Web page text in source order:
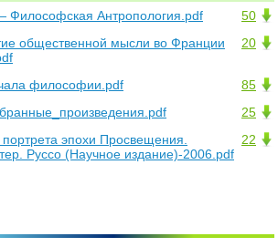
50
Философская Антропология.pdf
20
общественной мысли во Франции
85
философии.pdf
25
22
эпохи Просвещения.
Руссо (Научное издание)-2006.pdf